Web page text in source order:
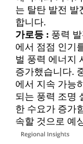
는 탈탄 발전 발
합니다.
가로등 : 풍력
에서 점점 인기
벌 풍력 에너지
증가했습니다.
에서 지속 가능
되는 풍력 조명
한 수요가 증가
속할 것으로 예